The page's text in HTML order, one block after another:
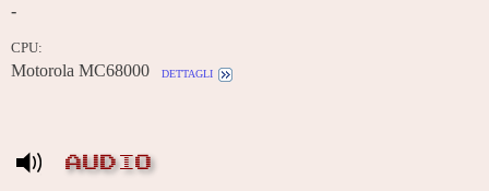
-
CPU:
Motorola MC68000 dettagli
AUDIO